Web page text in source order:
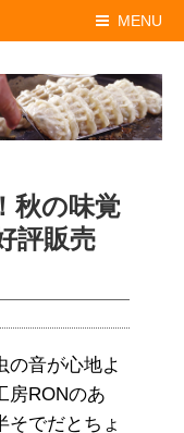
MENU
秋の味覚
評販売
の音が心地よ
房RONのあ
そでだとちょ